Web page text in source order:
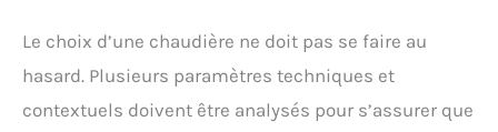
Le choix d’une chaudière ne doit pas se faire au
hasard. Plusieurs paramètres techniques et
contextuels doivent être analysés pour s’assurer que